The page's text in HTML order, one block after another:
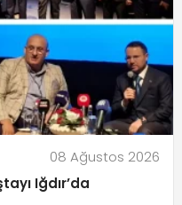
08 Ağustos 2026
Iğdır’da